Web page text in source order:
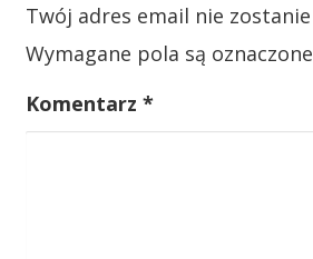
j
a
w
p
Twój adres email nie
Wymagane pola są oznaczone
Komentarz *